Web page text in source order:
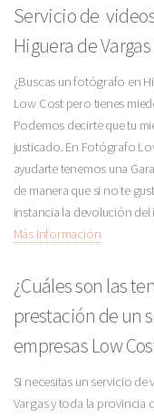
Servicio de
Higuera de
¿Buscas un fotógrafo en
Low Cost pero tienes
Podemos decirte que tu
justicado. En Fotógrafo
ayudarte tenemos una
de manera que si no te
instancia la devolución
Más Información
¿Cuáles son las
prestación de un
empresas Low
Si necesitas un servicio
Vargas y toda la